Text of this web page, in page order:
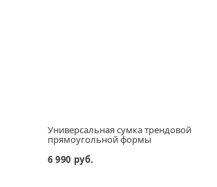
Универсальная сумка трендовой
прямоугольной формы
6 990 руб.